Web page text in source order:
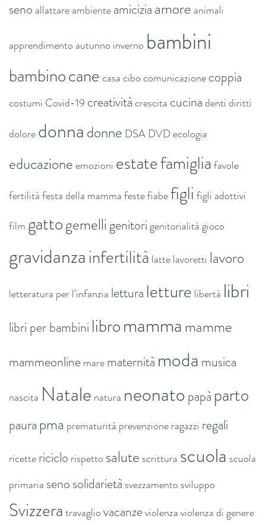
seno allattareambienteamiciziaamore animali
apprendimento autunno inverno bambini
bambinocanecasacibocomunicazionecoppia
costumi Covid-19 creativitàcrescita cucinadentidiritti
doloredonnadonne DSA DVDecologia
educazioneemozioni estatefamigliafavole
fertilitàfesta della mammafestefiabefigli figli adottivi
film gattogemelligenitorigenitorialitàgioco
gravidanzainfertilità lattelavoretti lavoro
letteratura per l'infanzia lettura letture libertà libri
libri per bambini libromamma mamme
mammeonlinemarematernità moda musica
nascita Natale natura neonatopapà parto
paura pma prematurità prevenzioneragazzi regali
ricettericiclo rispetto salute scrittura scuola scuola
primaria senosolidarietà svezzamento sviluppo
Svizzeratravagliovacanzeviolenzaviolenza di genere